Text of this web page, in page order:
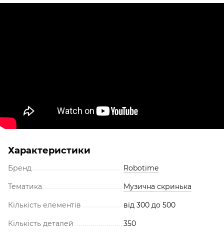
Характеристики
Бренд Robotime
Тематика Музична скринька
Кількість елементів від 300 до 500
Кількість деталей 350